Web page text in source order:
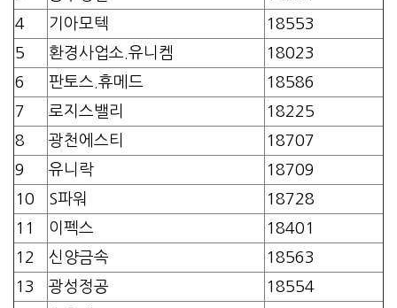
4
기아모텍
18553
5
환경사업소.유니켐
18023
6
판토스.휴메드
18586
7
로지스밸리
18225
8
광천에스티
18707
9
유니락
18709
10
S파워
18728
11
이펙스
18401
12
신양금속
18563
13
광성정공
18554